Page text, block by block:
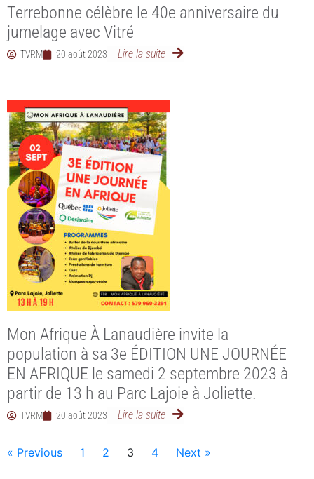
Terrebonne célèbre le 40e anniversaire du
jumelage avec Vitré
TVRM 20 août 2023 Lire la suite
Mon Afrique À Lanaudière invite la
population à sa 3e ÉDITION UNE JOURNÉE
EN AFRIQUE le samedi 2 septembre 2023 à
partir de 13 h au Parc Lajoie à Joliette.
TVRM 20 août 2023 Lire la suite
« Previous 1 2 3 4 Next »